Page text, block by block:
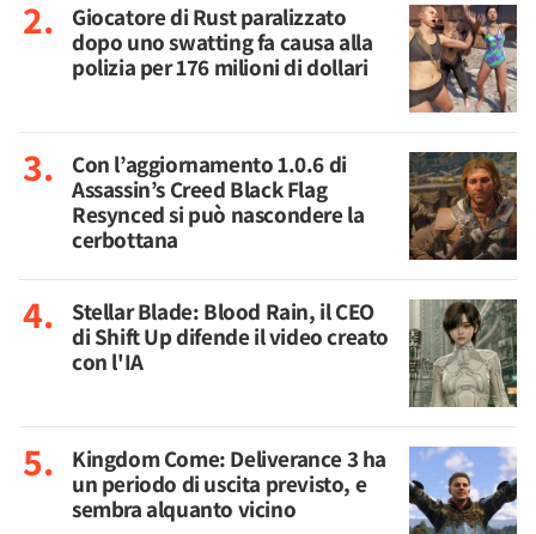
Giocatore di Rust paralizzato
dopo uno swatting fa causa alla
polizia per 176 milioni di dollari
Con l’aggiornamento 1.0.6 di
Assassin’s Creed Black Flag
Resynced si può nascondere la
cerbottana
Stellar Blade: Blood Rain, il CEO
di Shift Up difende il video creato
con l'IA
Kingdom Come: Deliverance 3 ha
un periodo di uscita previsto, e
sembra alquanto vicino